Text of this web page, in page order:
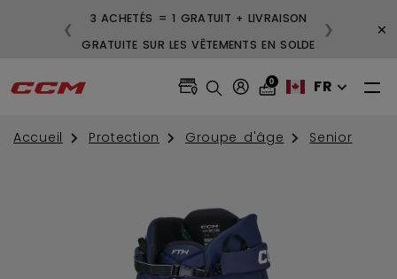
3 ACHETÉS = 1 GRATUIT + LIVRAISON
GRATUITE SUR LES VÊTEMENTS EN SOLDE
❮ ❯ ×
0 FR
Accueil Protection Groupe d'âge Senior